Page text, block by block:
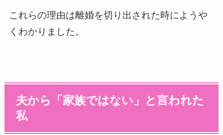
これらの理由は離婚を切り出された時にようや
くわかりました。
夫から「家族ではない」と言われた
私